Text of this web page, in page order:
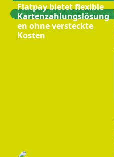
Flatpay bietet flexible
Kartenzahlungslösung
en ohne versteckte
Kosten